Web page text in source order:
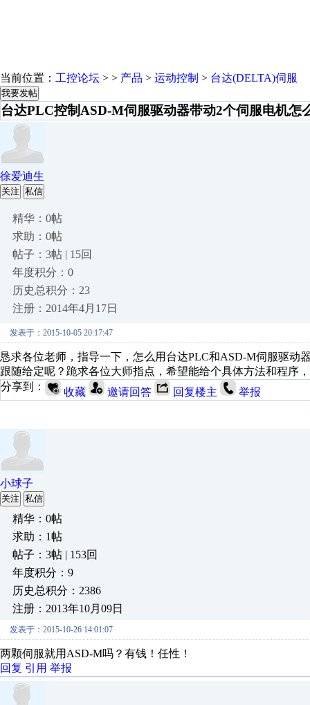
当前位置： 工控论坛 > > 产品 > 运动控制 > 台达(DELTA)伺服
我要发帖
台达PLC控制ASD-M伺服驱动器带动2个伺服电机怎
徐爱迪生
关注 私信
精华：0帖
求助：0帖
帖子：3帖 | 15回
年度积分：0
历史总积分：23
注册：2014年4月17日
发表于：2015-10-05 20:17:47
恳求各位老师，指导一下，怎么用台达PLC和ASD-M伺服驱动
跟随给定呢？跪求各位大师指点，希望能给个具体方法和程序
分享到：
收藏 邀请回答 回复楼主 举报
小球子
关注 私信
精华：0帖
求助：1帖
帖子：3帖 | 153回
年度积分：9
历史总积分：2386
注册：2013年10月09日
发表于：2015-10-26 14:01:07
两颗伺服就用ASD-M吗？有钱！任性！
回复 引用 举报